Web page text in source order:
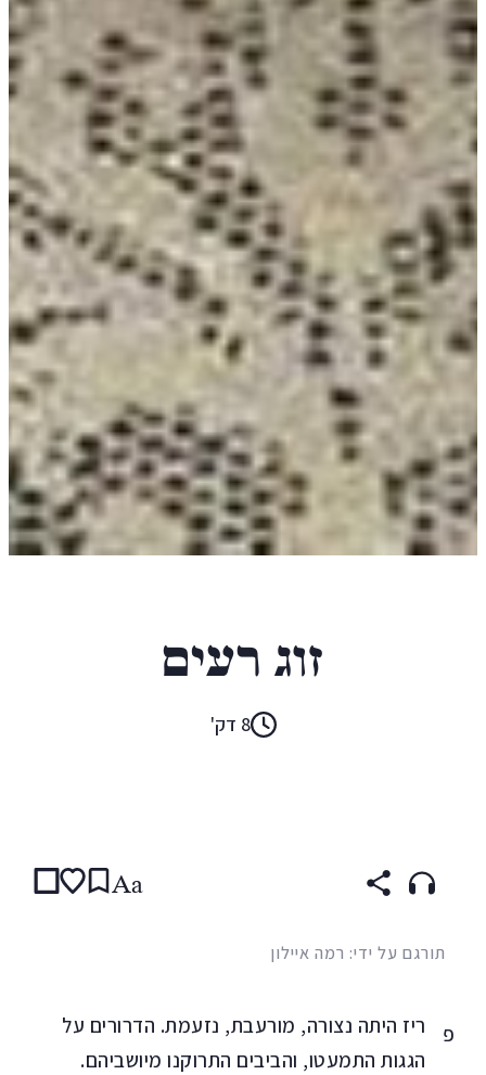
זוג רעים
8 דק'
Aa
תורגם על ידי: רמה איילון
פ
ריז היתה נצורה, מורעבת, נזעמת. הדרורים על
הגגות התמעטו, והביבים התרוקנו מיושביהם.